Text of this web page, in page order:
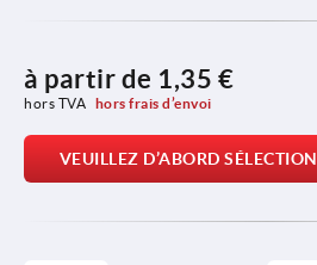
à partir de 1,35 €
hors TVA hors frais d’envoi
VEUILLEZ D’ABORD